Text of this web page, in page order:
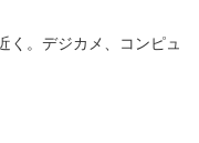
く。デジカメ、コンピュ